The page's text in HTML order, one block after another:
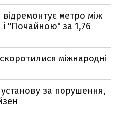
відремонтує метро між
"Почайною" за 1,76
міжнародні
за порушення,